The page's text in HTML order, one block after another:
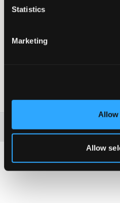
Statistics
Marketing
Allow
Allow
leven, met symbolische en
als je houdt van iets anders en
SKU:133645-002
Washing advice